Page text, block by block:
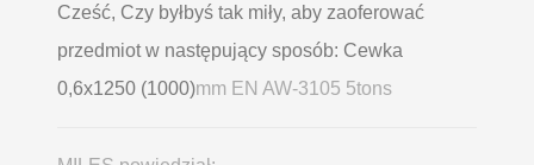
Cześć, Czy byłbyś tak miły, aby zaoferować
przedmiot w następujący sposób: Cewka
0,6х1250 (1000)mm EN AW-3105 5tons